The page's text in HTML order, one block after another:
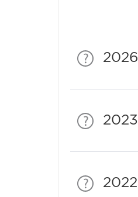
2026
2023
2022